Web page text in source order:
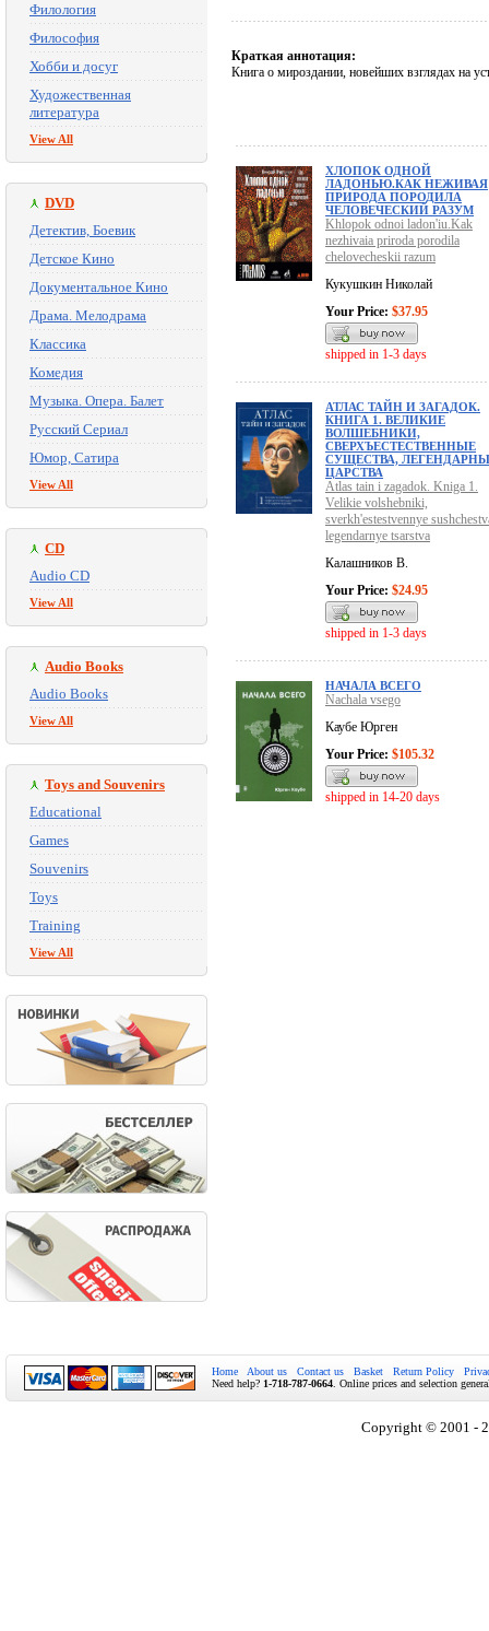
Филология
Философия
Хобби и досуг
Художественная
литература
View All
DVD
Детектив, Боевик
Детское Кино
Документальное Кино
Драма. Мелодрама
Классика
Комедия
Музыка. Опера. Балет
Русский Сериал
Юмор, Сатира
View All
CD
Audio CD
View All
Audio Books
Audio Books
View All
Toys and Souvenirs
Educational
Games
Souvenirs
Toys
Training
View All
Краткая аннотация:
Книга о мироздании, новейших взглядах на
ХЛОПОК ОДНОЙ
ЛАДОНЬЮ.КАК НЕЖИВАЯ
ПРИРОДА ПОРОДИЛА
ЧЕЛОВЕЧЕСКИЙ РАЗУМ
Khlopok odnoi ladon'iu.Kak
nezhivaia priroda porodila
chelovecheskii razum
Кукушкин Николай
Your Price: $37.95
shipped in 1-3 days
АТЛАС ТАЙН И ЗАГАДОК.
КНИГА 1. ВЕЛИКИЕ
ВОЛШЕБНИКИ,
СВЕРХЪЕСТЕСТВЕННЫЕ
СУЩЕСТВА,
ЦАРСТВА
Atlas tain i zagadok. Kniga 1.
Velikie volshebniki,
sverkh'estestvennye
legendarnye tsarstva
Калашников В.
Your Price: $24.95
shipped in 1-3 days
НАЧАЛА ВСЕГО
Nachala vsego
Каубе Юрген
Your Price: $105.32
shipped in 14-20 days
Home About us Contact us Basket Return Policy
Need help? 1-718-787-0664 . Online prices and selection
Copyright © 2001 -